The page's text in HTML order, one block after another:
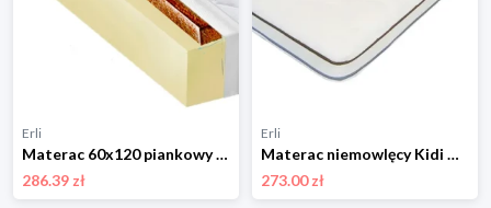
Erli
Materac 60x120 piankowy kokosowy H2 H3 11 cm dla dzieci do pokoju dziecka
286.39 zł
Erli
Materac niemowlęcy Kidi Double Fun 120x60 lateks-pianka-kokos Danpol
273.00 zł